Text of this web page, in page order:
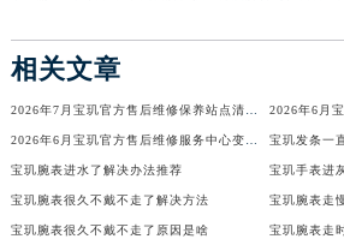
相关文章
2026年7月宝玑官方售后维修保养站点清单补充版（搬迁+新开）
2026年6月宝玑官方售后维修服务中心变动及保养点新增公告 宝玑发条一
宝玑腕表进水了解决办法推荐 宝玑手表进
宝玑腕表很久不戴不走了解决方法 宝玑腕表走
宝玑腕表很久不戴不走了原因是啥 宝玑腕表走